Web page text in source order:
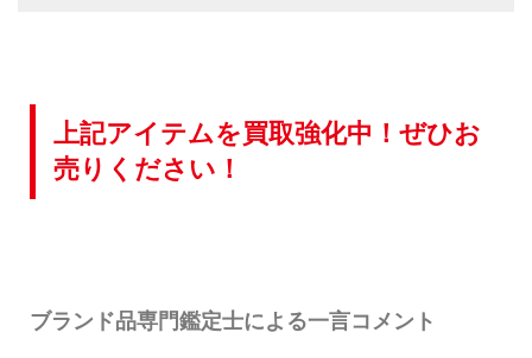
上記アイテムを買取強化中！ぜひお
売りください！
ブランド品専門鑑定士による一言コメント